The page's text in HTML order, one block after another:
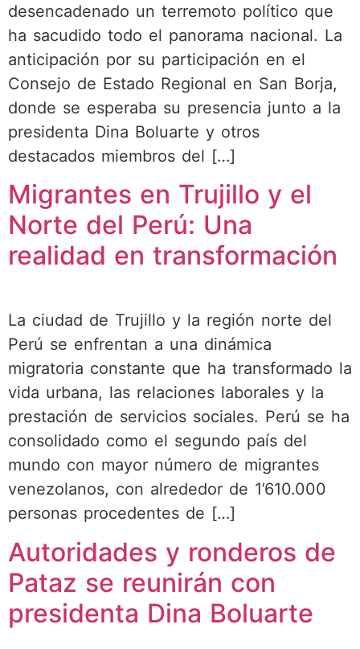
desencadenado un terremoto político que
ha sacudido todo el panorama nacional. La
anticipación por su participación en el
Consejo de Estado Regional en San Borja,
donde se esperaba su presencia junto a la
presidenta Dina Boluarte y otros
destacados miembros del […]
Migrantes en Trujillo y el
Norte del Perú: Una
realidad en transformación
La ciudad de Trujillo y la región norte del
Perú se enfrentan a una dinámica
migratoria constante que ha transformado la
vida urbana, las relaciones laborales y la
prestación de servicios sociales. Perú se ha
consolidado como el segundo país del
mundo con mayor número de migrantes
venezolanos, con alrededor de 1’610.000
personas procedentes de […]
Autoridades y ronderos de
Pataz se reunirán con
presidenta Dina Boluarte